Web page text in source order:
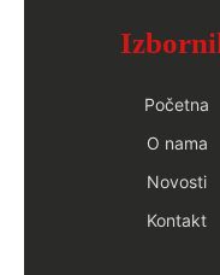
Početna
O nama
Novosti
Kontakt